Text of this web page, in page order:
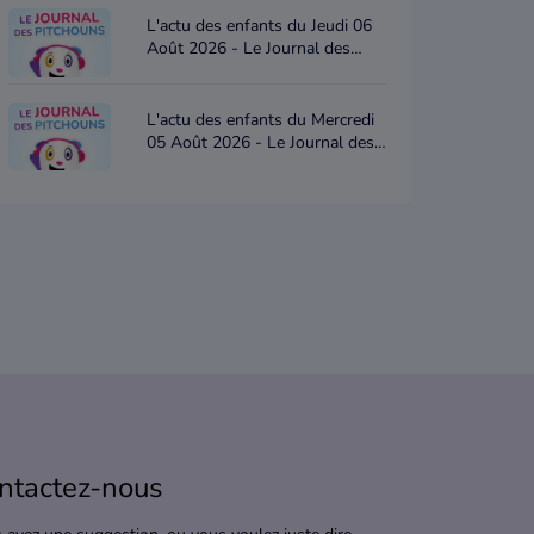
L'actu des enfants du Jeudi 06
Août 2026 - Le Journal des
L'actu des enfants du Mercredi
05 Août 2026 - Le Journal des
nous